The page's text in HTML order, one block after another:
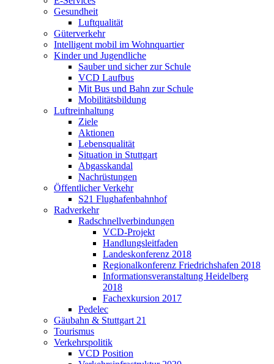
Gesundheit
Luftqualität
Güterverkehr
Intelligent mobil im Wohnquartier
Kinder und Jugendliche
Sauber und sicher zur Schule
VCD Laufbus
Mit Bus und Bahn zur Schule
Mobilitätsbildung
Luftreinhaltung
Ziele
Aktionen
Lebensqualität
Situation in Stuttgart
Abgasskandal
Nachrüstungen
Öffentlicher Verkehr
S21 Flughafenbahnhof
Radverkehr
Radschnellverbindungen
VCD-Projekt
Handlungsleitfaden
Landeskonferenz 2018
Regionalkonferenz Friedrichshafen 2018
Informationsveranstaltung Heidelberg
2018
Fachexkursion 2017
Pedelec
Gäubahn & Stuttgart 21
Tourismus
Verkehrspolitik
VCD Position